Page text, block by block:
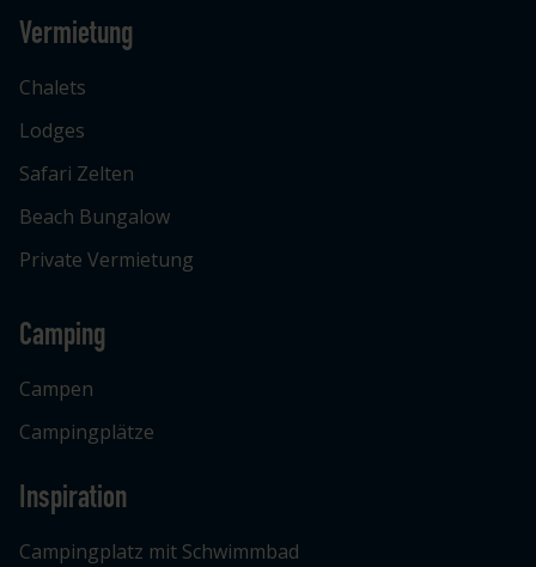
Vermietung
Chalets
Lodges
Safari Zelten
Beach Bungalow
Private Vermietung
Camping
Campen
Campingplätze
Inspiration
Campingplatz mit Schwimmbad